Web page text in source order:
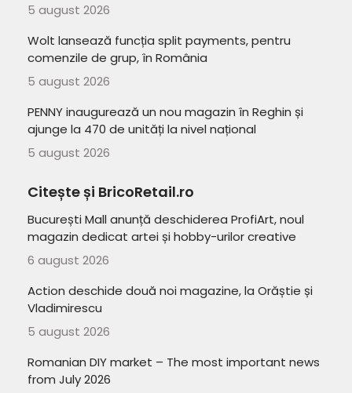
5 august 2026
Wolt lansează funcția split payments, pentru
comenzile de grup, în România
5 august 2026
PENNY inaugurează un nou magazin în Reghin și
ajunge la 470 de unități la nivel național
5 august 2026
Citește și BricoRetail.ro
București Mall anunță deschiderea ProfiArt, noul
magazin dedicat artei și hobby-urilor creative
6 august 2026
Action deschide două noi magazine, la Orăștie și
Vladimirescu
5 august 2026
Romanian DIY market – The most important news
from July 2026